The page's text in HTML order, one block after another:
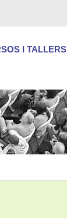
I TALLERS